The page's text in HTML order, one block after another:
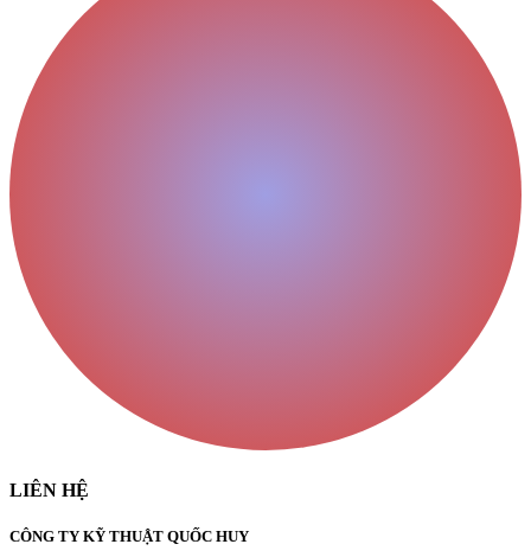
LIÊN HỆ
CÔNG TY KỸ THUẬT QUỐC HUY